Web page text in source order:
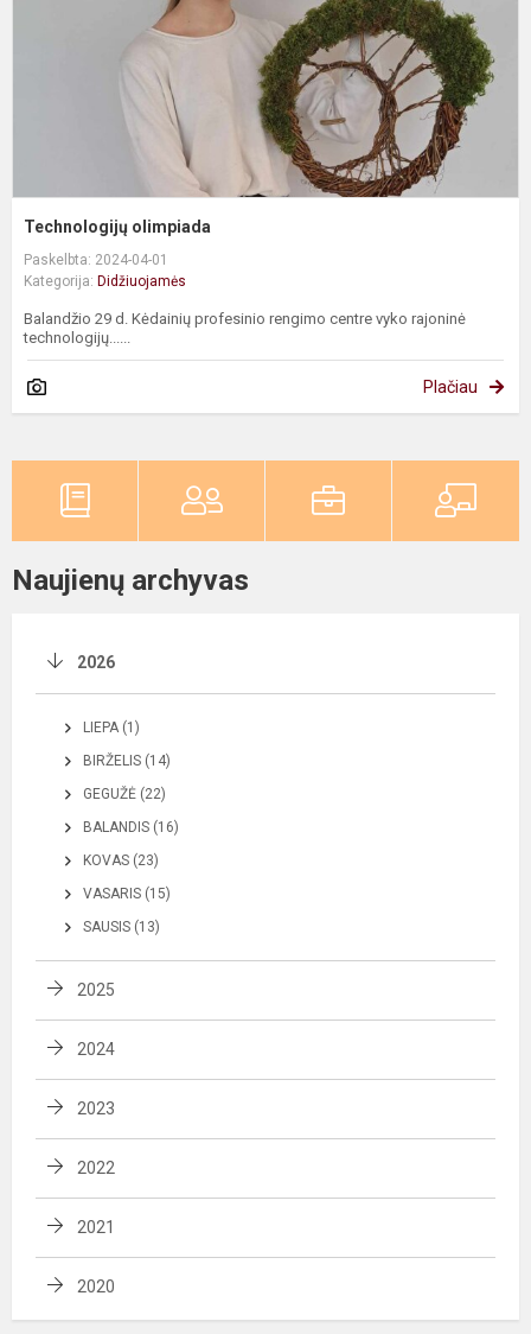
Technologijų olimpiada
Paskelbta: 2024-04-01
Kategorija: Didžiuojamės
Balandžio 29 d. Kėdainių profesinio rengimo centre vyko rajoninė
technologijų......
Plačiau
Naujienų archyvas
2026
LIEPA (1)
BIRŽELIS (14)
GEGUŽĖ (22)
BALANDIS (16)
KOVAS (23)
VASARIS (15)
SAUSIS (13)
2025
2024
2023
2022
2021
2020